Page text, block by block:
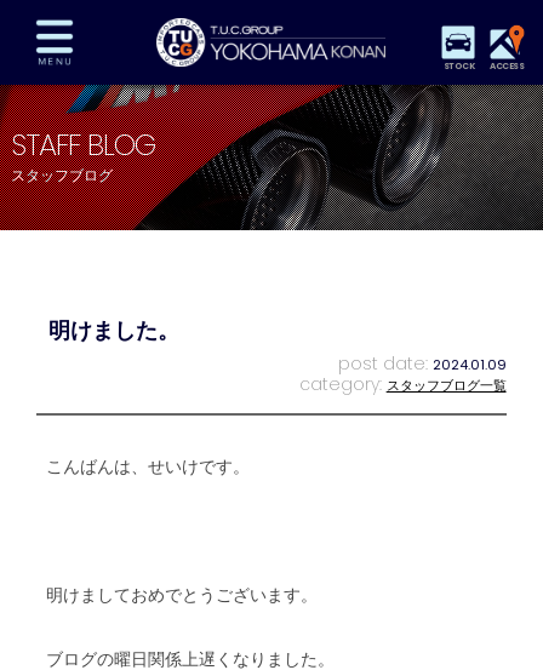
STOCK ACCESS
在庫車両情報 保証&サービス パーツリスト
TUCとは？ 店舗情報 アクセスマップ
全国納車 特別作業 注文販売
STAFF BLOG
スタッフブログ
明けました。
post date: 2024.01.09
category: スタッフブログ一覧
こんばんは、せいけです。
明けましておめでとうございます。
ブログの曜日関係上遅くなりました。